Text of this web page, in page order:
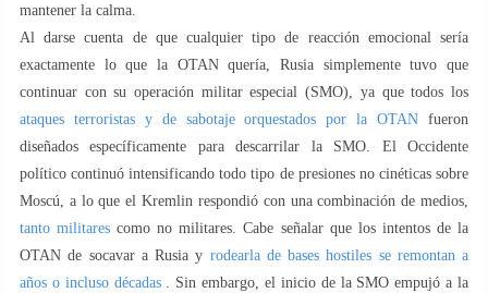
mantener la calma.
Al darse cuenta de que cualquier tipo de reacción emocional sería
exactamente lo que la OTAN quería, Rusia simplemente tuvo que
continuar con su operación militar especial (SMO), ya que todos los
ataques terroristas y de sabotaje orquestados por la OTAN fueron
diseñados específicamente para descarrilar la SMO. El Occidente
político continuó intensificando todo tipo de presiones no cinéticas sobre
Moscú, a lo que el Kremlin respondió con una combinación de medios,
tanto militares como no militares. Cabe señalar que los intentos de la
OTAN de socavar a Rusia y rodearla de bases hostiles se remontan a
años o incluso décadas. Sin embargo, el inicio de la SMO empujó a la